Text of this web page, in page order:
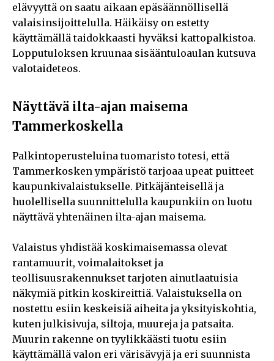
elävyyttä on saatu aikaan epäsäännöllisellä
valaisinsijoittelulla. Häikäisy on estetty
käyttämällä taidokkaasti hyväksi kattopalkistoa.
Lopputuloksen kruunaa sisääntuloaulan kutsuva
valotaideteos.
Näyttävä ilta-ajan maisema
Tammerkoskella
Palkintoperusteluina tuomaristo totesi, että
Tammerkosken ympäristö tarjoaa upeat puitteet
kaupunkivalaistukselle. Pitkäjänteisellä ja
huolellisella suunnittelulla kaupunkiin on luotu
näyttävä yhtenäinen ilta-ajan maisema.
Valaistus yhdistää koskimaisemassa olevat
rantamuurit, voimalaitokset ja
teollisuusrakennukset tarjoten ainutlaatuisia
näkymiä pitkin koskireittiä. Valaistuksella on
nostettu esiin keskeisiä aiheita ja yksityiskohtia,
kuten julkisivuja, siltoja, muureja ja patsaita.
Muurin rakenne on tyylikkäästi tuotu esiin
käyttämällä valon eri värisävyjä ja eri suunnista